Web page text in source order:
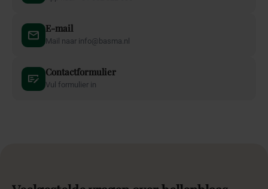
E-mail
Mail naar info@basma.nl
Contactformulier
Vul formulier in